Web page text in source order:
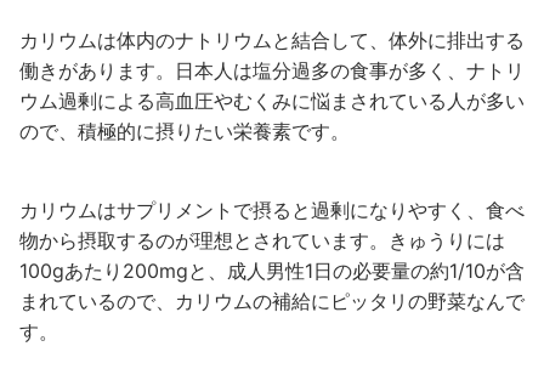
カリウムは体内のナトリウムと結合して、体外に排出する
働きがあります。日本人は塩分過多の食事が多く、ナトリ
ウム過剰による高血圧やむくみに悩まされている人が多い
ので、積極的に摂りたい栄養素です。
カリウムはサプリメントで摂ると過剰になりやすく、食べ
物から摂取するのが理想とされています。きゅうりには
100gあたり200mgと、成人男性1日の必要量の約1/10が含
まれているので、カリウムの補給にピッタリの野菜なんで
す。